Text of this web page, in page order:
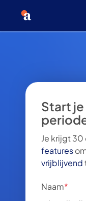
Start
Je krijgt
features
vrijblijvend
Naam*